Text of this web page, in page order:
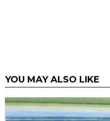
YOU MAY ALSO LIKE